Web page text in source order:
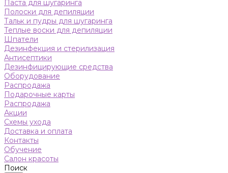
Паста для шугаринга
Полоски для депиляции
Тальк и пудры для шугаринга
Теплые воски для депиляции
Шпатели
Дезинфекция и стерилизация
Антисептики
Дезинфицирующие средства
Оборудование
Распродажа
Подарочные карты
Распродажа
Акции
Схемы ухода
Доставка и оплата
Контакты
Обучение
Салон красоты
Поиск